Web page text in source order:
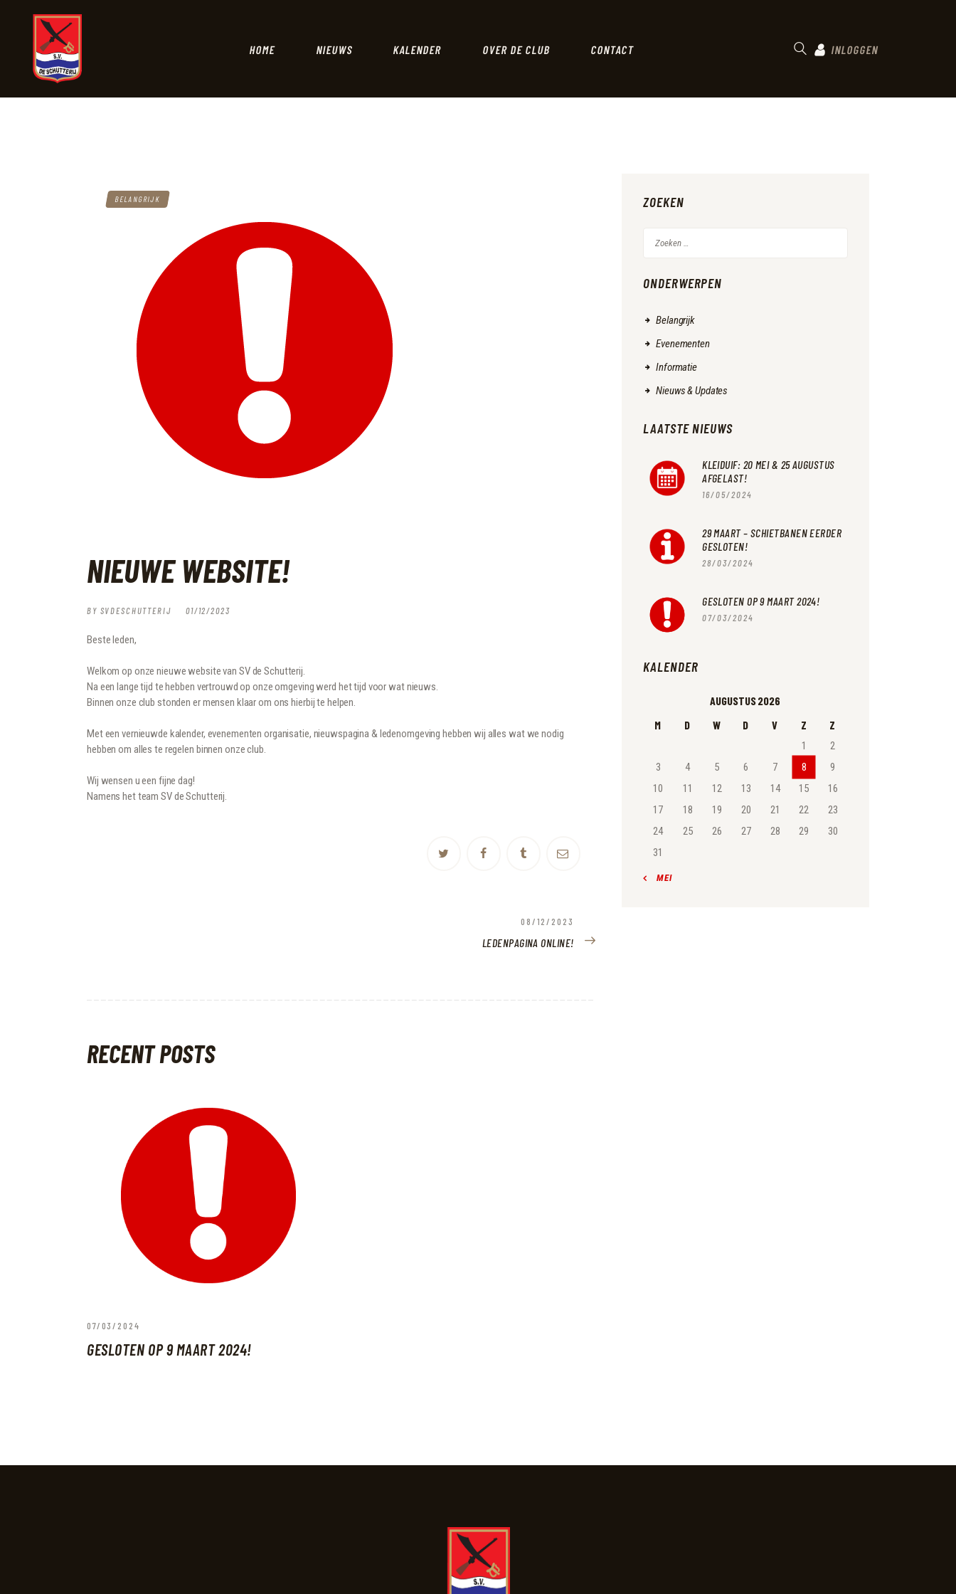
HOME NIEUWS KALENDER OVER DE CLUB CONTACT INLOGGEN
NIEUWS
BELANGRIJK
NIEUWE WEBSITE!
BY SVDESCHUTTERIJ 01/12/2023
Beste leden,
Welkom op onze nieuwe website van SV de Schutterij.
Na een lange tijd te hebben vertrouwd op onze omgeving werd het tijd voor wat nieuws.
Binnen onze club stonden er mensen klaar om ons hierbij te helpen.
Met een vernieuwde kalender, evenementen organisatie, nieuwspagina & ledenomgeving hebben wij alles wat we nodig
hebben om alles te regelen binnen onze club.
Wij wensen u een fijne dag!
Namens het team SV de Schutterij.
NEXT
POST:
08/12/2023
LEDENPAGINA ONLINE!
RECENT POSTS
07/03/2024
GESLOTEN OP 9 MAART 2024!
ZOEKEN
ONDERWERPEN
Belangrijk
Evenementen
Informatie
Nieuws & Updates
LAATSTE NIEUWS
KLEIDUIF: 20 MEI & 25 AUGUSTUS
AFGELAST!
16/05/2024
29 MAART – SCHIETBANEN EERDER
GESLOTEN!
28/03/2024
GESLOTEN OP 9 MAART 2024!
07/03/2024
KALENDER
AUGUSTUS 2026
M
D W D V Z Z
1
2
3
4 5 6 7 8
9
10
11 12 13 14 15
16
17
18 19 20 21 22
23
24
25 26 27 28 29
30
31
« MEI